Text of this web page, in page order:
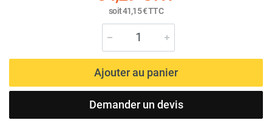
soit41,15 €TTC
Ajouter au panier
Demander un devis